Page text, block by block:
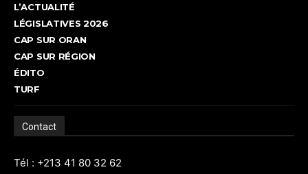
L’ACTUALITÉ
LÉGISLATIVES 2026
CAP SUR ORAN
CAP SUR RÉGION
ÉDITO
TURF
Contact
Tél : +213 41 80 32 62